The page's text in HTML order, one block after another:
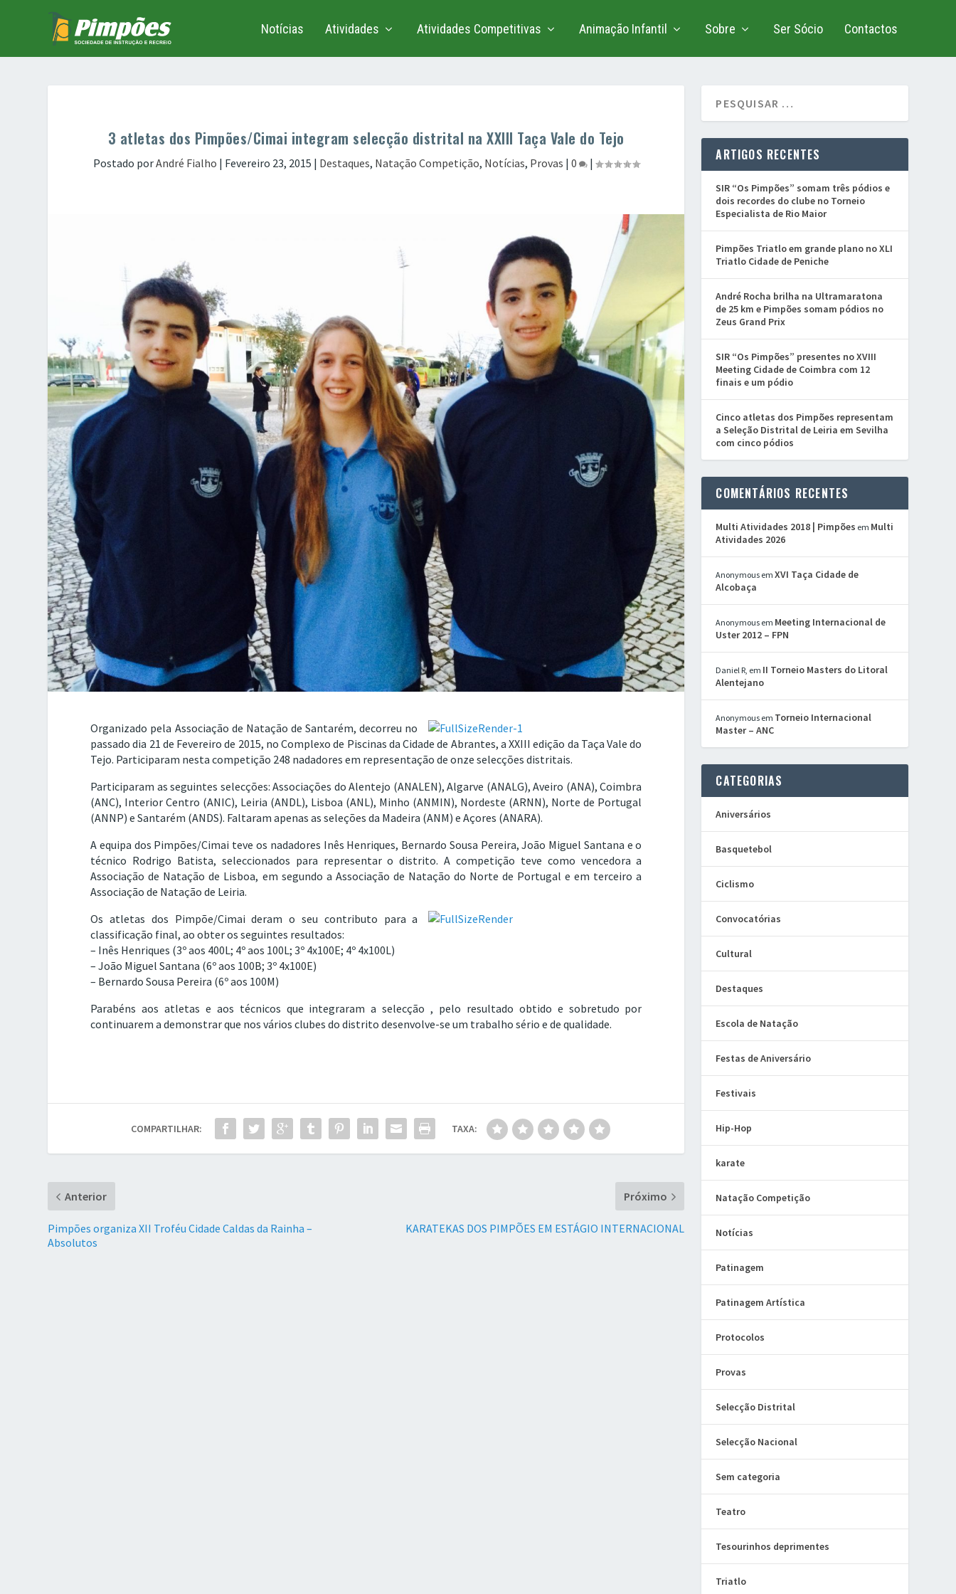
Notícias Atividades Atividades Competitivas Animação Infantil Sobre Ser Sócio Contactos
3 atletas dos Pimpões/Cimai integram selecção distrital na XXIII Taça Vale do Tejo
Postado porAndré Fialho | Fevereiro 23, 2015 | Destaques, Natação Competição, Notícias, Provas | 0 |
Organizado pela Associação de Natação de Santarém, decorreu no
passado dia 21 de Fevereiro de 2015, no Complexo de Piscinas da Cidade de Abrantes, a XXIII edição da Taça Vale do
Tejo. Participaram nesta competição 248 nadadores em representação de onze selecções distritais.
Participaram as seguintes selecções: Associações do Alentejo (ANALEN), Algarve (ANALG), Aveiro (ANA), Coimbra
(ANC), Interior Centro (ANIC), Leiria (ANDL), Lisboa (ANL), Minho (ANMIN), Nordeste (ARNN), Norte de Portugal
(ANNP) e Santarém (ANDS). Faltaram apenas as seleções da Madeira (ANM) e Açores (ANARA).
A equipa dos Pimpões/Cimai teve os nadadores Inês Henriques, Bernardo Sousa Pereira, João Miguel Santana e o
técnico Rodrigo Batista, seleccionados para representar o distrito. A competição teve como vencedora a
Associação de Natação de Lisboa, em segundo a Associação de Natação do Norte de Portugal e em terceiro a
Associação de Natação de Leiria.
Os atletas dos Pimpõe/Cimai deram o seu contributo para a
classificação final, ao obter os seguintes resultados:
– Inês Henriques (3º aos 400L; 4º aos 100L; 3º 4x100E; 4º 4x100L)
– João Miguel Santana (6º aos 100B; 3º 4x100E)
– Bernardo Sousa Pereira (6º aos 100M)
Parabéns aos atletas e aos técnicos que integraram a selecção , pelo resultado obtido e sobretudo por
continuarem a demonstrar que nos vários clubes do distrito desenvolve-se um trabalho sério e de qualidade.
COMPARTILHAR: TAXA:
Anterior
Pimpões organiza XII Troféu Cidade Caldas da Rainha –
Absolutos
Próximo
KARATEKAS DOS PIMPÕES EM ESTÁGIO INTERNACIONAL
ARTIGOS RECENTES
SIR “Os Pimpões” somam três pódios e
dois recordes do clube no Torneio
Especialista de Rio Maior
Pimpões Triatlo em grande plano no XLI
Triatlo Cidade de Peniche
André Rocha brilha na Ultramaratona
de 25 km e Pimpões somam pódios no
Zeus Grand Prix
SIR “Os Pimpões” presentes no XVIII
Meeting Cidade de Coimbra com 12
finais e um pódio
Cinco atletas dos Pimpões representam
a Seleção Distrital de Leiria em Sevilha
com cinco pódios
COMENTÁRIOS RECENTES
Multi Atividades 2018 | Pimpões em Multi
Atividades 2026
Anonymous emXVI Taça Cidade de
Alcobaça
Anonymous em Meeting Internacional de
Uster 2012 – FPN
Daniel R, em II Torneio Masters do Litoral
Alentejano
Anonymous em Torneio Internacional
Master – ANC
CATEGORIAS
Aniversários
Basquetebol
Ciclismo
Convocatórias
Cultural
Destaques
Escola de Natação
Festas de Aniversário
Festivais
Hip-Hop
karate
Natação Competição
Notícias
Patinagem
Patinagem Artística
Protocolos
Provas
Selecção Distrital
Selecção Nacional
Sem categoria
Teatro
Tesourinhos deprimentes
Triatlo